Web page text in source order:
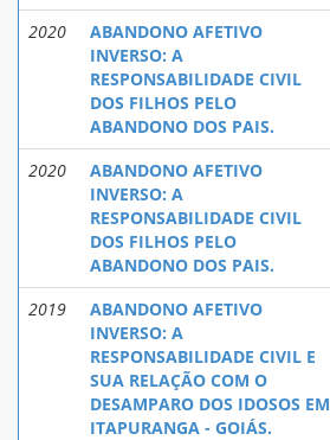
2020
ABANDONO AFETIVO
INVERSO: A
RESPONSABILIDADE CIVIL
DOS FILHOS PELO
ABANDONO DOS PAIS.
2020
ABANDONO AFETIVO
INVERSO: A
RESPONSABILIDADE CIVIL
DOS FILHOS PELO
ABANDONO DOS PAIS.
2019
ABANDONO AFETIVO
INVERSO: A
RESPONSABILIDADE CIVIL E
SUA RELAÇÃO COM O
DESAMPARO DOS IDOSOS EM
ITAPURANGA - GOIÁS.